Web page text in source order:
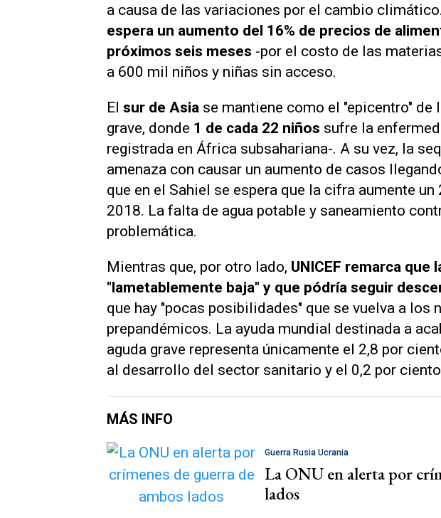
a causa de las variaciones por el cambio
espera un aumento del 16% de precios de
próximos seis meses -por el costo de las
a 600 mil niños y niñas sin acceso.
El sur de Asia se mantiene como el "epicentro" de
grave, donde 1 de cada 22 niños sufre la
registrada en África subsahariana-. A su vez, la
amenaza con causar un aumento de casos
que en el Sahiel se espera que la cifra aumente un
2018. La falta de agua potable y saneamiento
problemática.
Mientras que, por otro lado, UNICEF remarca que
"lametablemente baja" y que pódría seguir
que hay "pocas posibilidades" que se vuelva a los
prepandémicos. La ayuda mundial destinada a
aguda grave representa únicamente el 2,8 por
al desarrollo del sector sanitario y el 0,2 por
MÁS INFO
Guerra Rusia Ucrania
La ONU en alerta por
lados